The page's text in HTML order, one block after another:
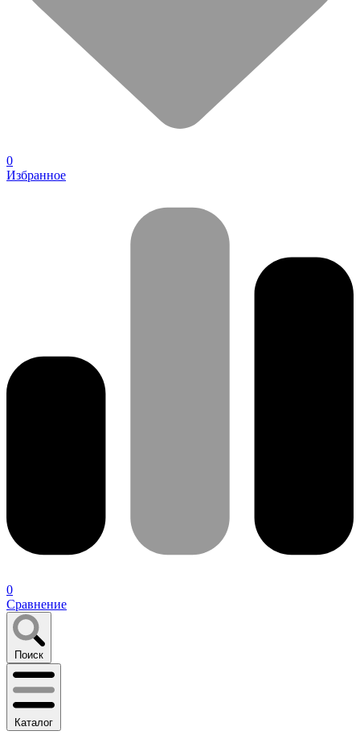
0
Избранное
0
Сравнение
Поиск
Каталог